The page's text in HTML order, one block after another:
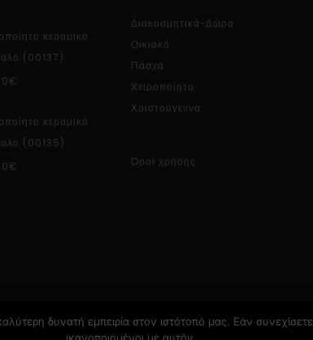
κεραμικό
(00137)
€
κεραμικό
(00135)
€
Διακοσμητικά-Δώρα
Οικιακό
Πάσχα
Χειροποίητο
Χριστούγεννα
Όροι χρήσης
δυνατή εμπειρία στον ιστότοπό μας. Εάν